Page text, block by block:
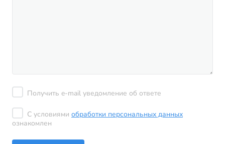
Получить e-mail уведомление об ответе
С условиями обработки персональных данных
ознакомлен